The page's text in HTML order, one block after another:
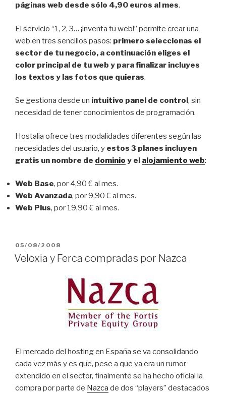
páginas web desde sólo 4,90 euros al mes.
El servicio “1, 2, 3… ¡inventa tu web!” permite crear una
web en tres sencillos pasos: primero seleccionas el
sector de tu negocio, a continuación eliges el
color principal de tu web y para finalizar incluyes
los textos y las fotos que quieras.
Se gestiona desde un intuitivo panel de control, sin
necesidad de tener conocimientos de programación.
Hostalia ofrece tres modalidades diferentes según las
necesidades del usuario, y estos 3 planes incluyen
gratis un nombre de dominio y el alojamiento web:
Web Base, por 4,90 € al mes.
Web Avanzada, por 9,90 € al mes.
Web Plus, por 19,90 € al mes.
PUBLICADO
EL
05/08/2008
Veloxia y Ferca compradas por Nazca
El mercado del hosting en España se va consolidando
cada vez más y es que, pese a que ya era un rumor
extendido en el sector, finalmente se ha hecho oficial la
compra por parte de Nazca de dos “players” destacados